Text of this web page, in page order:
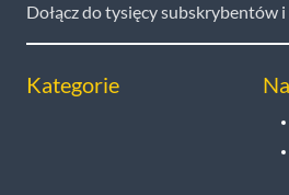
Dołącz do tysięcy subskrybentów
Kategorie